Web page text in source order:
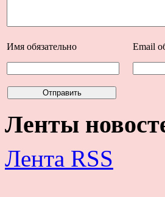
Имя обязательно Email
Ленты
Лента RSS